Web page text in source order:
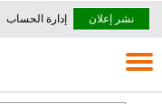
نشر إعلان إدارة الحساب